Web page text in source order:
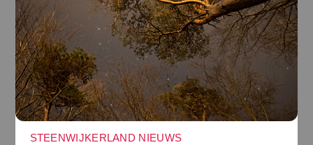
STEENWIJKERLAND NIEUWS